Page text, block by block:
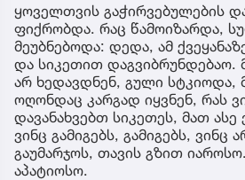
ყოველთვის გაჭირვებულების
ფიქრობდა. რაც წამოიზარდა,
მეუბნებოდა: დედა, ამ
და სიკეთით დაგვიბრუნდებაო.
არ ხედავდნენ, გული სტკიოდა,
ოღონდაც კარგად იყვნენ, რას
დავანახვებთ სიკეთეს, მათ ასე
ვინც გამიგებს, გამიგებს, ვინც
გაუმარჯოს, თავის გზით
აპატიოსო.